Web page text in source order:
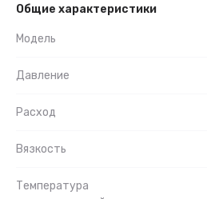
Общие характеристики
Модель
Давление
Расход
Вязкость
Температура